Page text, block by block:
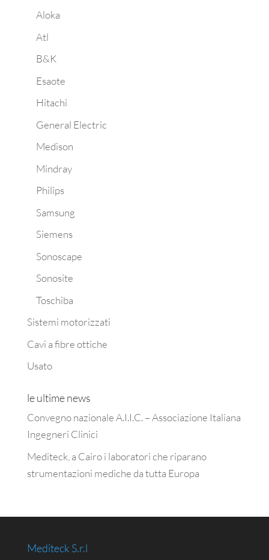
Aloka
Atl
B&K
Esaote
Hitachi
General Electric
Medison
Mindray
Philips
Samsung
Siemens
Sonoscape
Sonosite
Toschiba
Sistemi motorizzati
Cavi a fibre ottiche
Usato
le ultime news
Convegno nazionale A.I.I.C. – Associazione Italiana
Ingegneri Clinici
Mediteck, a Cairo i laboratori che riparano
strumentazioni mediche da tutta Europa
Mediteck S.r.l